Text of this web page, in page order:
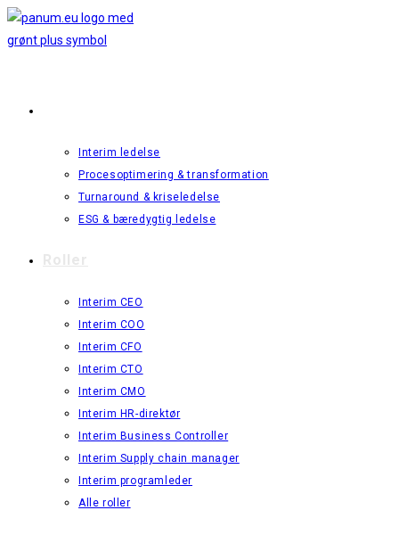
Interim ledelse
Procesoptimering & transformation
Turnaround & kriseledelse
ESG & bæredygtig ledelse
Interim CEO
Interim COO
Interim CFO
Interim CTO
Interim CMO
Interim HR-direktør
Interim Business Controller
Interim Supply chain manager
Interim programleder
Alle roller